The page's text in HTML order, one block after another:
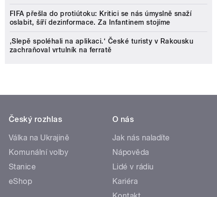
FIFA přešla do protiútoku: Kritici se nás úmyslně snaží
oslabit, šíří dezinformace. Za Infantinem stojíme
‚Slepě spoléhali na aplikaci.‘ České turisty v Rakousku
zachraňoval vrtulník na ferratě
Český rozhlas
Válka na Ukrajině
Komunální volby
Stanice
eShop
O nás
Jak nás naladíte
Nápověda
Lidé v rádiu
Kariéra